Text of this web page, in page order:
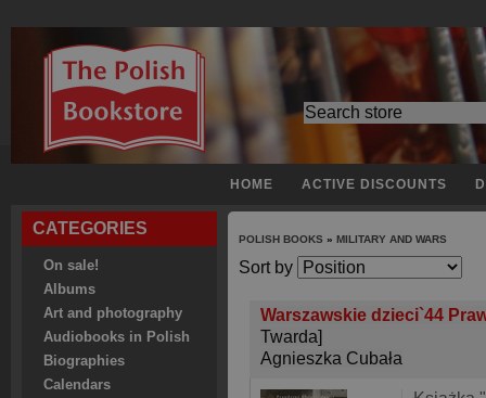
HOME ACTIVE DISCOUNTS
CATEGORIES
On sale!
Albums
Art and photography
Audiobooks in Polish
Biographies
Calendars
POLISH BOOKS » MILITARY AND WARS
Sort by
Warszawskie dzieci`44
Twarda]
Agnieszka Cubała